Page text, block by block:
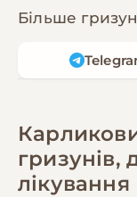
Більше
гризунів,
лікування